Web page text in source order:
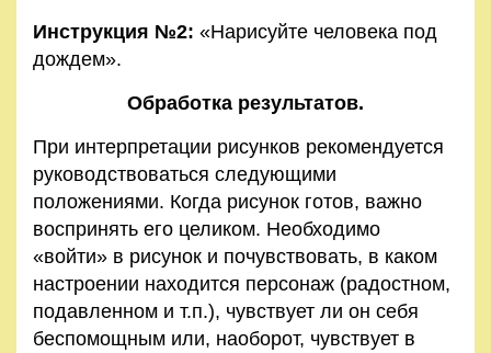
Инструкция №2: «Нарисуйте человека под
дождем».
Обработка результатов.
При интерпретации рисунков рекомендуется
руководствоваться следующими
положениями. Когда рисунок готов, важно
воспринять его целиком. Необходимо
«войти» в рисунок и почувствовать, в каком
настроении находится персонаж (радостном,
подавленном и т.п.), чувствует ли он себя
беспомощным или, наоборот, чувствует в